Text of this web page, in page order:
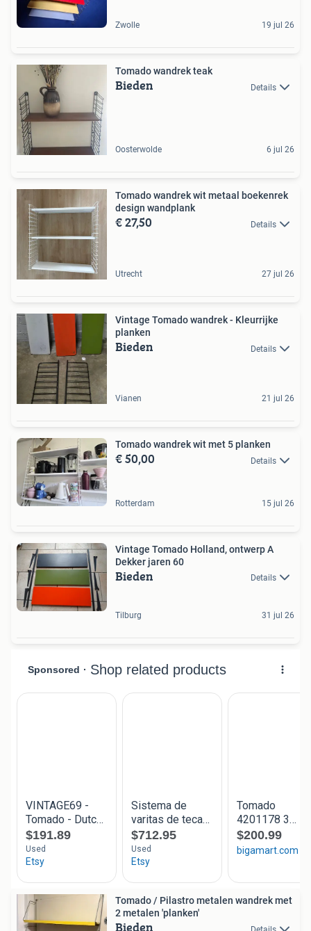
Zwolle 19 jul 26
Tomado wandrek teak
Bieden Details
Oosterwolde 6 jul 26
Tomado wandrek wit metaal boekenrek
design wandplank
€ 27,50 Details
Utrecht 27 jul 26
Vintage Tomado wandrek - Kleurrijke
planken
Bieden Details
Vianen 21 jul 26
Tomado wandrek wit met 5 planken
€ 50,00 Details
Rotterdam 15 jul 26
Vintage Tomado Holland, ontwerp A
Dekker jaren 60
Bieden Details
Tilburg 31 jul 26
Tomado / Pilastro metalen wandrek met
2 metalen 'planken'
Details